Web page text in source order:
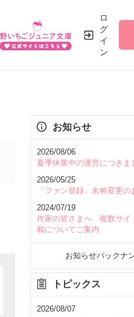
ロ
グ
イ
ン
お知らせ
2026/08/06
夏季休業中の運営につきま
2026/05/25
「ファン登録」名称変更の
2024/07/19
作家の皆さまへ 複数サイ
載についてご案内
お知らせバックナ
トピックス
2026/08/07